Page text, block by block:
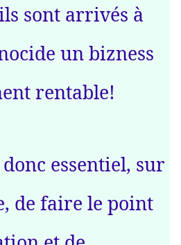
sont arrivés à
un bizness
rentable!
essentiel, sur
de faire le point